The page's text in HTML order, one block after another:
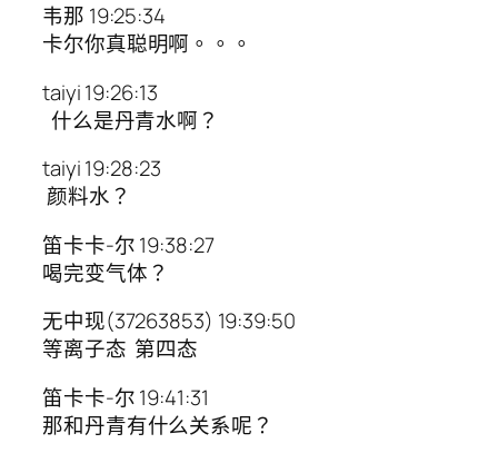
韦那 19:25:34
卡尔你真聪明啊。。。
taiyi 19:26:13
什么是丹青水啊？
taiyi 19:28:23
颜料水？
笛卡卡-尔 19:38:27
喝完变气体？
无中现(37263853) 19:39:50
等离子态 第四态
笛卡卡-尔 19:41:31
那和丹青有什么关系呢？